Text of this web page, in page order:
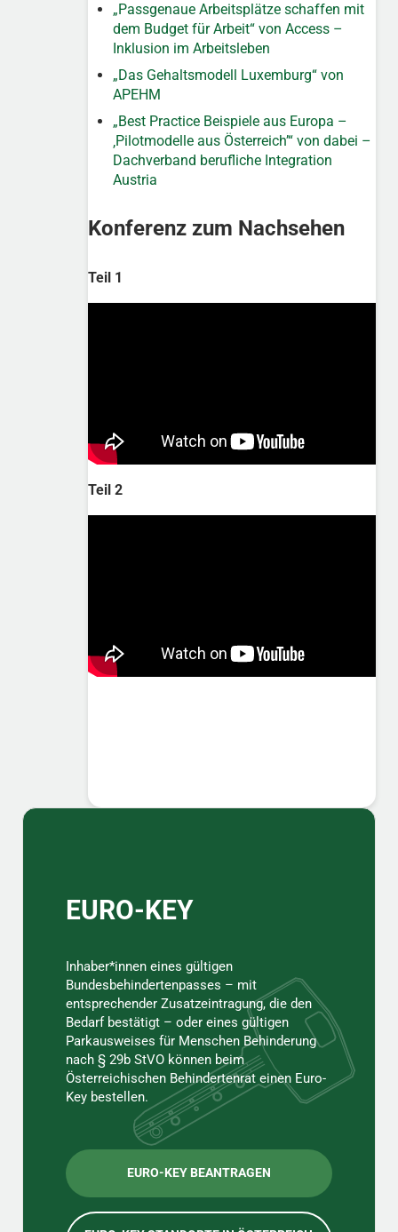
„Passgenaue Arbeitsplätze schaffen mit
dem Budget für Arbeit“ von Access –
Inklusion im Arbeitsleben
„Das Gehaltsmodell Luxemburg“ von
APEHM
„Best Practice Beispiele aus Europa –
‚Pilotmodelle aus Österreich’“ von dabei –
Dachverband berufliche Integration
Austria
Konferenz zum Nachsehen
Teil 1
Teil 2
Sidebar
EURO-KEY
Inhaber*innen eines gültigen
Bundesbehindertenpasses – mit
entsprechender Zusatzeintragung, die den
Bedarf bestätigt – oder eines gültigen
Parkausweises für Menschen Behinderung
nach § 29b StVO können beim
Österreichischen Behindertenrat einen Euro-
Key bestellen.
EURO-KEY BEANTRAGEN